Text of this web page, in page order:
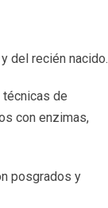
del recién nacido.
de
con enzimas,
posgrados y